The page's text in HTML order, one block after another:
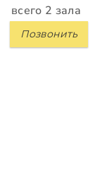
всего 2 зала
Позвонить